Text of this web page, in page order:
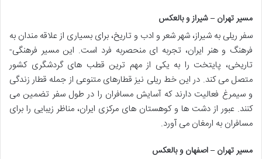
مسیر تهران – شیراز و بالعکس
سفر ریلی به شیراز، شهر شعر و ادب و تاریخ، برای بسیاری از علاقه مندان به
فرهنگ و هنر ایران، تجربه ای منحصربه فرد است. این مسیر فرهنگی-
تاریخی، پایتخت را به یکی از مهم ترین قطب های گردشگری کشور
متصل می کند. در این خط ریلی نیز قطارهای متنوعی از جمله قطار زندگی
و سیمرغ فعالیت دارند که آسایش مسافران را در طول سفر تضمین می
کنند. عبور از دشت ها و کوهستان های مرکزی ایران، مناظر زیبایی را برای
مسافران به ارمغان می آورد.
مسیر تهران – اصفهان و بالعکس